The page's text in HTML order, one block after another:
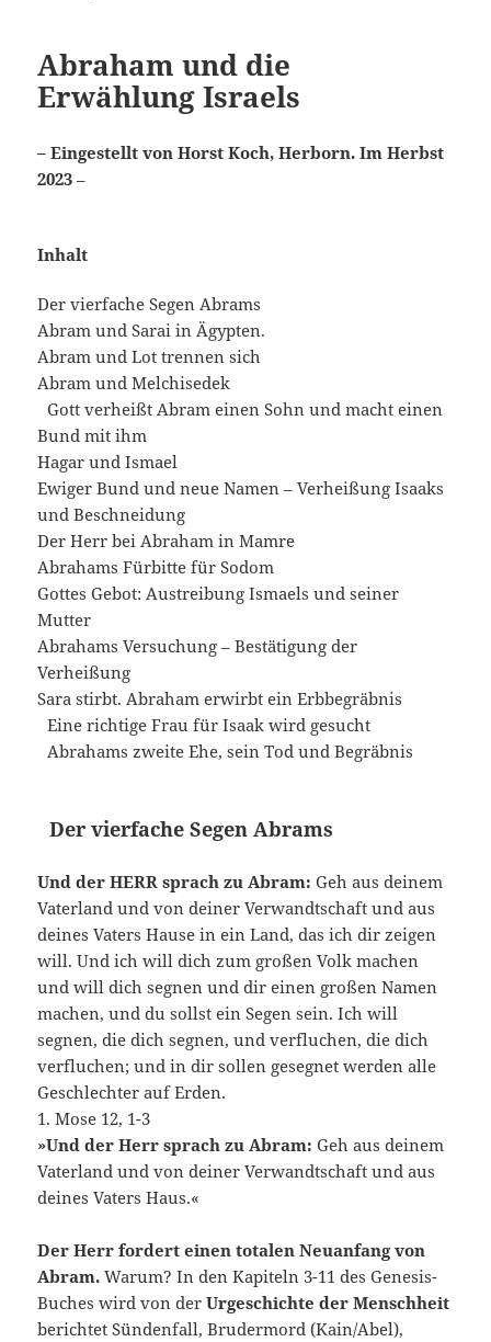
Abraham und die
Erwählung Israels
– Eingestellt von Horst Koch, Herborn. Im Herbst
2023 –
Inhalt
Der vierfache Segen Abrams
Abram und Sarai in Ägypten.
Abram und Lot trennen sich
Abram und Melchisedek
Gott verheißt Abram einen Sohn und macht einen
Bund mit ihm
Hagar und Ismael
Ewiger Bund und neue Namen – Verheißung Isaaks
und Beschneidung
Der Herr bei Abraham in Mamre
Abrahams Fürbitte für Sodom
Gottes Gebot: Austreibung Ismaels und seiner
Mutter
Abrahams Versuchung – Bestätigung der
Verheißung
Sara stirbt. Abraham erwirbt ein Erbbegräbnis
Eine richtige Frau für Isaak wird gesucht
Abrahams zweite Ehe, sein Tod und Begräbnis
Der vierfache Segen Abrams
Und der HERR sprach zu Abram: Geh aus deinem
Vaterland und von deiner Verwandtschaft und aus
deines Vaters Hause in ein Land, das ich dir zeigen
will. Und ich will dich zum großen Volk machen
und will dich segnen und dir einen großen Namen
machen, und du sollst ein Segen sein. Ich will
segnen, die dich segnen, und verfluchen, die dich
verfluchen; und in dir sollen gesegnet werden alle
Geschlechter auf Erden.
1. Mose 12, 1-3
»Und der Herr sprach zu Abram: Geh aus deinem
Vaterland und von deiner Verwandtschaft und aus
deines Vaters Haus.«
Der Herr fordert einen totalen Neuanfang von
Abram. Warum? In den Kapiteln 3-11 des Genesis-
Buches wird von der Urgeschichte der Menschheit
berichtet Sündenfall, Brudermord (Kain/Abel),